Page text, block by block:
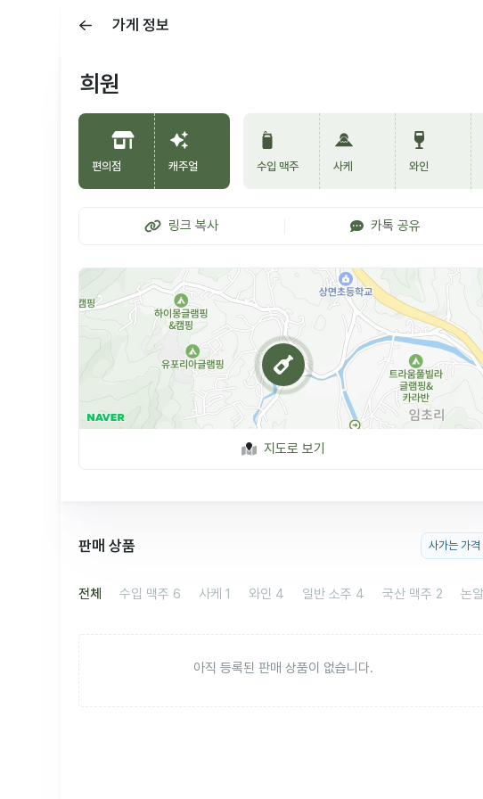
가게 정보
희원
편의점 캐주얼 수입 맥주 사케 와인
링크 복사 카톡 공유
지도로 보기
판매 상품 사가는 가격
전체 수입 맥주 6 사케 1 와인 4 일반 소주 4 국산 맥주 2 논
아직 등록된 판매 상품이 없습니다.